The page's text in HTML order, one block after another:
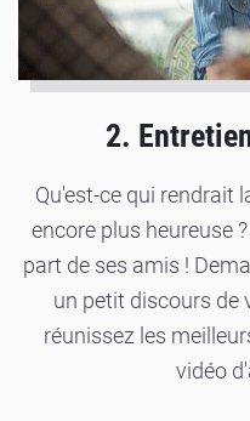
2.
Qu'est-ce qui rendrait
encore plus heureuse
part de ses amis !
un petit discours de
réunissez les
vidéo